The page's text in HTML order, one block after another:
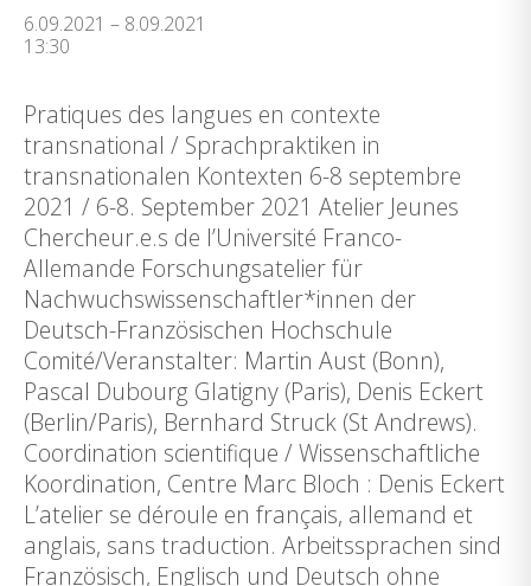
6.09.2021 – 8.09.2021
13:30
Pratiques des langues en contexte
transnational / Sprachpraktiken in
transnationalen Kontexten 6-8 septembre
2021 / 6-8. September 2021 Atelier Jeunes
Chercheur.e.s de l’Université Franco-
Allemande Forschungsatelier für
Nachwuchswissenschaftler*innen der
Deutsch-Französischen Hochschule
Comité/Veranstalter: Martin Aust (Bonn),
Pascal Dubourg Glatigny (Paris), Denis Eckert
(Berlin/Paris), Bernhard Struck (St Andrews).
Coordination scientifique / Wissenschaftliche
Koordination, Centre Marc Bloch : Denis Eckert
L’atelier se déroule en français, allemand et
anglais, sans traduction. Arbeitssprachen sind
Französisch, Englisch und Deutsch ohne